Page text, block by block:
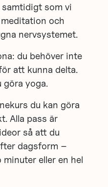
som vi
och
nervsystemet.
du behöver inte
att kunna delta.
göra yoga.
du kan göra
Alla pass är
så att du
dagsform –
eller en hel